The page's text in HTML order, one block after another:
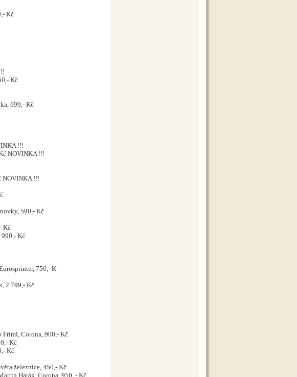
Kč
Kč
699,- Kč
!!!
NOVINKA !!!
NOVINKA !!!
590,- Kč
Kč
Kč
750,- K
2.799,- Kč
Corona, 900,- Kč
Kč
Kč
železnice, 450,- Kč
Harák, Corona, 950 ,- Kč